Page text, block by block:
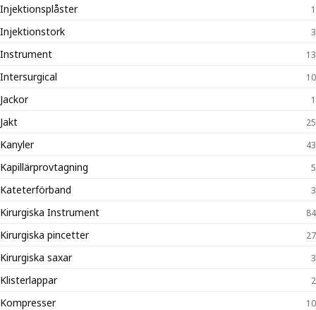
Injektionsplåster 1
Injektionstork 3
Instrument 13
Intersurgical 10
Jackor 1
Jakt 25
Kanyler 43
Kapillärprovtagning 5
Kateterförband 3
Kirurgiska Instrument 84
Kirurgiska pincetter 27
Kirurgiska saxar 3
Klisterlappar 2
Kompresser 10